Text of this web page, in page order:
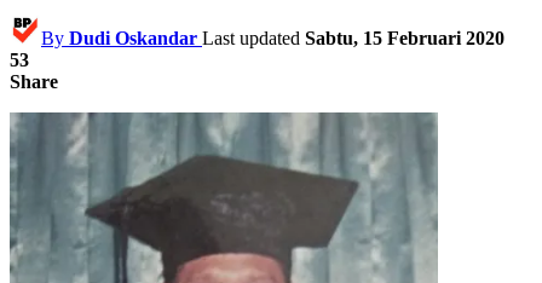
By Dudi Oskandar Last updated Sabtu, 15 Februari 2020
53
Share